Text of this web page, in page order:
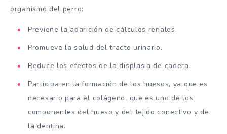
organismo del perro:
Previene la aparición de cálculos renales.
Promueve la salud del tracto urinario.
Reduce los efectos de la displasia de cadera.
Participa en la formación de los huesos, ya que es
necesario para el colágeno, que es uno de los
componentes del hueso y del tejido conectivo y de
la dentina.